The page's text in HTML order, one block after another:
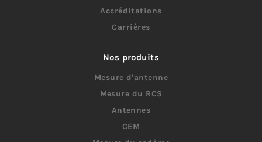
Accréditations
Carrières
Nos produits
Mesure d'antenne
Mesure du RCS
Antennes
CEM